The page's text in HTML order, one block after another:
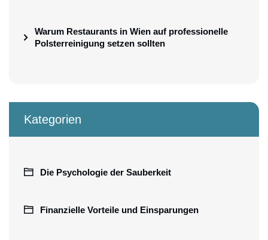
Warum Restaurants in Wien auf professionelle
Polsterreinigung setzen sollten
Kategorien
Die Psychologie der Sauberkeit
Finanzielle Vorteile und Einsparungen